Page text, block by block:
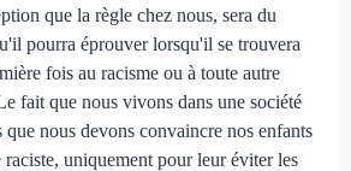
que la règle chez nous, sera du
pourra éprouver lorsqu'il se trouvera
fois au racisme ou à toute autre
fait que nous vivons dans une société
nous devons convaincre nos enfants
uniquement pour leur éviter les